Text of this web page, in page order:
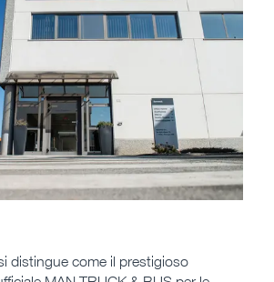
distingue come il prestigioso